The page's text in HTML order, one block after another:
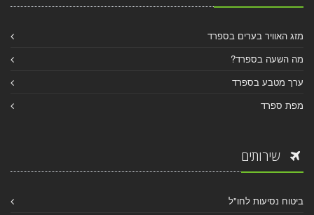
מזג האוויר בערים בספרד
מה השעה בספרד?
ערך מטבע בספרד
מפת ספרד
שירותים
ביטוח נסיעות לחו"ל